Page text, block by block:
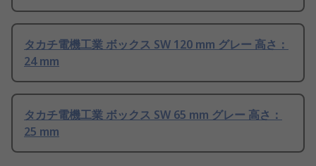
タカチ電機工業 ボックス SW 120 mm グレー 高さ：
24 mm
タカチ電機工業 ボックス SW 65 mm グレー 高さ：
25 mm